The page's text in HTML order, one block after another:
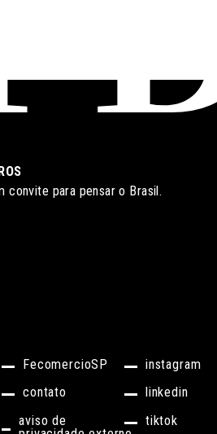
FecomercioSP
contato
aviso de
instagram
linkedin
tiktok
convite para pensar o Brasil.